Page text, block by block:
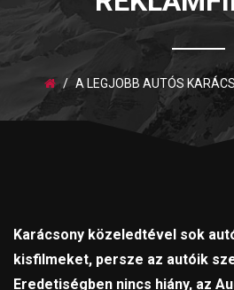
A LEGJOBB AUTÓS
Karácsony közeledtével sok
kisfilmeket, persze az autóik
Eredetiségben nincs hiány, az